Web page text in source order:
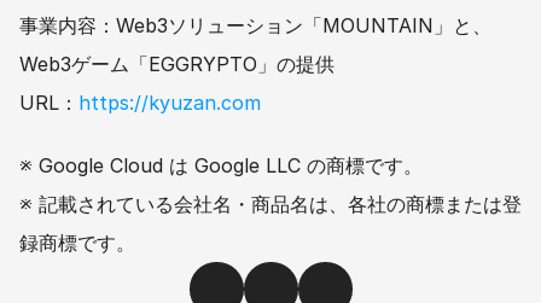
事業内容：Web3ソリューション「MOUNTAIN」と、
Web3ゲーム「EGGRYPTO」の提供
URL： https://kyuzan.com
※ Google Cloud は Google LLC の商標です。
※ 記載されている会社名・商品名は、各社の商標または登
録商標です。